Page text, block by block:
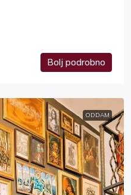
Bolj podrobno
ODDAM